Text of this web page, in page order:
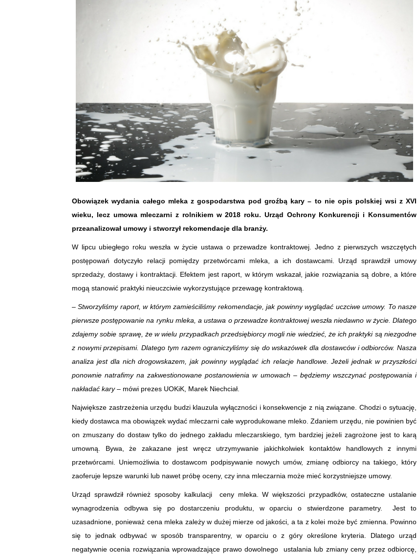
Obowiązek wydania całego mleka z gospodarstwa pod groźbą kary – to nie opis polskiej wsi z XVI
wieku, lecz umowa mleczarni z rolnikiem w 2018 roku. Urząd Ochrony Konkurencji i Konsumentów
przeanalizował umowy i stworzył rekomendacje dla branży.
W lipcu ubiegłego roku weszła w życie ustawa o przewadze kontraktowej. Jedno z pierwszych wszczętych
postępowań dotyczyło relacji pomiędzy przetwórcami mleka, a ich dostawcami. Urząd sprawdził umowy
sprzedaży, dostawy i kontraktacji. Efektem jest raport, w którym wskazał, jakie rozwiązania są dobre, a które
mogą stanowić praktyki nieuczciwie wykorzystujące przewagę kontraktową.
–Stworzyliśmy raport, w którym zamieściliśmy rekomendacje, jak powinny wyglądać uczciwe umowy. To nasze
pierwsze postępowanie na rynku mleka, a ustawa o przewadze kontraktowej weszła niedawno w życie. Dlatego
zdajemy sobie sprawę, że w wielu przypadkach przedsiębiorcy mogli nie wiedzieć, że ich praktyki są niezgodne
z nowymi przepisami. Dlatego tym razem ograniczyliśmy się do wskazówek dla dostawców i odbiorców. Nasza
analiza jest dla nich drogowskazem, jak powinny wyglądać ich relacje handlowe. Jeżeli jednak w przyszłości
ponownie natrafimy na zakwestionowane postanowienia w umowach – będziemy wszczynać postępowania i
nakładać kary– mówi prezes UOKiK, Marek Niechciał.
Największe zastrzeżenia urzędu budzi klauzula wyłączności i konsekwencje z nią związane. Chodzi o sytuację,
kiedy dostawca ma obowiązek wydać mleczarni całe wyprodukowane mleko. Zdaniem urzędu, nie powinien być
on zmuszany do dostaw tylko do jednego zakładu mleczarskiego, tym bardziej jeżeli zagrożone jest to karą
umowną. Bywa, że zakazane jest wręcz utrzymywanie jakichkolwiek kontaktów handlowych z innymi
przetwórcami. Uniemożliwia to dostawcom podpisywanie nowych umów, zmianę odbiorcy na takiego, który
zaoferuje lepsze warunki lub nawet próbę oceny, czy inna mleczarnia może mieć korzystniejsze umowy.
Urząd sprawdził również sposoby kalkulacji ceny mleka. W większości przypadków, ostateczne ustalanie
wynagrodzenia odbywa się po dostarczeniu produktu, w oparciu o stwierdzone parametry. Jest to
uzasadnione, ponieważ cena mleka zależy w dużej mierze od jakości, a ta z kolei może być zmienna. Powinno
się to jednak odbywać w sposób transparentny, w oparciu o z góry określone kryteria. Dlatego urząd
negatywnie ocenia rozwiązania wprowadzające prawo dowolnego ustalania lub zmiany ceny przez odbiorcę,